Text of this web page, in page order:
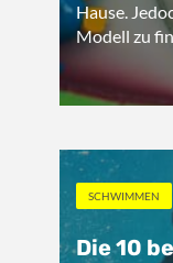
Hause.
Modell zu
SCHWIMMEN
Die 10